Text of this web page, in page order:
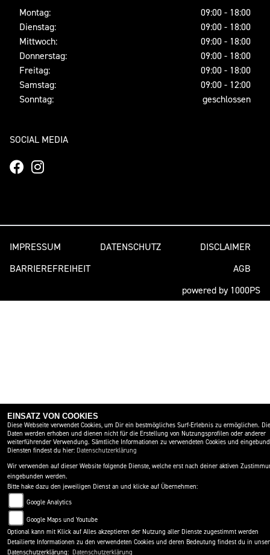
Montag:
09:00 - 18:00
Dienstag:
09:00 - 18:00
Mittwoch:
09:00 - 18:00
Donnerstag:
09:00 - 18:00
Freitag:
09:00 - 18:00
Samstag:
09:00 - 12:00
Sonntag:
geschlossen
SOCIAL MEDIA
AGB
IMPRESSUM DATENSCHUTZ
DISCLAIMER
BARRIEREFREIHEIT
powered by 1000PS
EINSATZ VON COOKIES
Diese Webseite verwendet Cookies, um Dir ein bestmögliches Surf-Erlebnis zu ermöglichen.
Daten werden erhoben und dienen nicht für die Erstellung von Nutzungsprofilen oder anderer
weiterführender Verwendung. Sämtliche Informationen zu verwendeten Cookies und
Diensten findest du hier: Datenschutzerklärung
Wir verwenden auf dieser Website folgende Dienste, welche erst nach deiner aktiven
eingebunden werden.
Bitte hake dazu den jeweiligen Dienst an und klicke auf Übernehmen:
Google Analytics
Google Maps und Youtube
Optional kann mit Klick auf Alles akzeptieren der Nutzung aller Dienste zugestimmt werden
Detailierte Informationen zu den verwendeten Cookies und deren Bedeutung findest du in
Datenschutzerklärung: Datenschutzerklärung